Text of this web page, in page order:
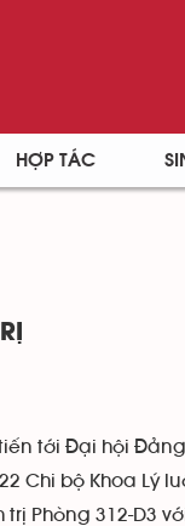
HỢP TÁC
tới Đại hội
Chi bộ Khoa Lý
Phòng 312-D3